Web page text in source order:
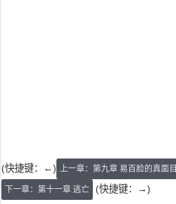
(快捷键：←) 上一章：第九章 易百脸的真面目
下一章：第十一章 逃亡 (快捷键：→)